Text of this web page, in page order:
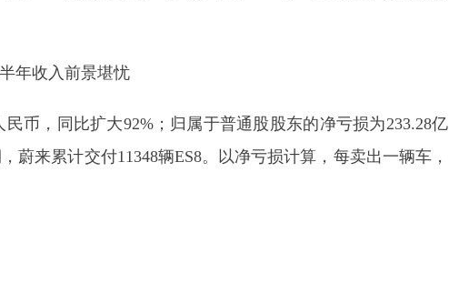
年收入前景堪忧
币，同比扩大92%；归属于普通股股东的净亏损为233.28亿
蔚来累计交付11348辆ES8。以净亏损计算，每卖出一辆车，